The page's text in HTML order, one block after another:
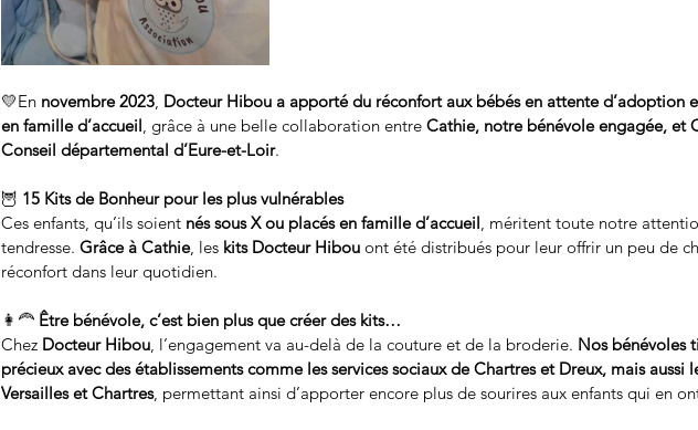
💛En novembre 2023, Docteur Hibou a apporté du réconfort aux bébés en attente d’adoption
en famille d’accueil, grâce à une belle collaboration entre Cathie, notre bénévole engagée, et
Conseil départemental d’Eure-et-Loir.
🦉 15 Kits de Bonheur pour les plus vulnérables
Ces enfants, qu’ils soient nés sous X ou placés en famille d’accueil, méritent toute notre
tendresse. Grâce à Cathie, les kits Docteur Hibou ont été distribués pour leur offrir un peu de
réconfort dans leur quotidien.
👩‍🦰 Être bénévole, c’est bien plus que créer des kits…
Chez Docteur Hibou, l’engagement va au-delà de la couture et de la broderie. Nos bénévoles
précieux avec des établissements comme les services sociaux de Chartres et Dreux, mais aussi
Versailles et Chartres, permettant ainsi d’apporter encore plus de sourires aux enfants qui en